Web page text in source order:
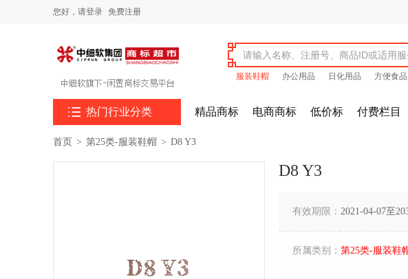
您好， 请登录 免费注册
服装鞋帽 办公用品 日化用品 方便食品
 热门行业分类 精品商标 电商商标 低价标 付费栏目
首页 > 第25类-服装鞋帽 > D8 Y3
D8 Y3
有效期限： 2021-04-07至
所属类别： 第25类-服装鞋